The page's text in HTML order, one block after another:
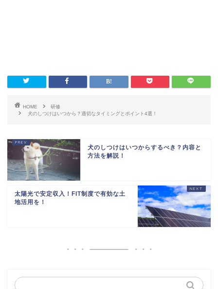
HOME
研修
犬のしつけはいつから？適切なタイミングとポイント4選！
犬のしつけはいつからするべき？内容と
方法を解説！
太陽光で安定収入！FIT制度で有効な土
地活用を！